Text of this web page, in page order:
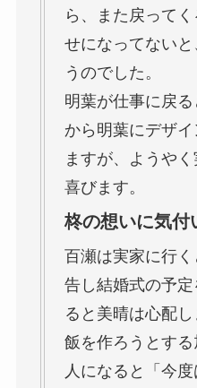
ら、また戻って
せになってない
うのでした。
明葉が仕事に戻
から明葉にデザ
ますが、ようや
喜びます。
柊の想いに気付
百瀬は実家に行
告し結婚式の予定
ると美晴は心配
飯を作ろうとす
人になると「今